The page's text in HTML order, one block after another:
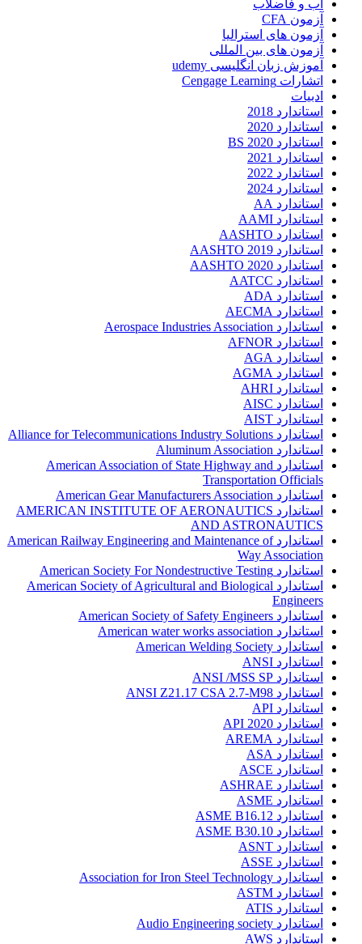
آب و فاضلاب
آزمون CFA
آزمون های استرالیا
آزمون های بین المللی
آموزش زبان انگلیسی udemy
اتشارات Cengage Learning
ادبیات
استاندارد 2018
استاندارد 2020
استاندارد 2020 BS
استاندارد 2021
استاندارد 2022
استاندارد 2024
استاندارد AA
استاندارد AAMI
استاندارد AASHTO
استاندارد AASHTO 2019
استاندارد AASHTO 2020
استاندارد AATCC
استاندارد ADA
استاندارد AECMA
استاندارد Aerospace Industries Association
استاندارد AFNOR
استاندارد AGA
استاندارد AGMA
استاندارد AHRI
استاندارد AISC
استاندارد AIST
استاندارد Alliance for Telecommunications Industry Solutions
استاندارد Aluminum Association
استاندارد American Association of State Highway and
Transportation Officials
استاندارد American Gear Manufacturers Association
استاندارد AMERICAN INSTITUTE OF AERONAUTICS
AND ASTRONAUTICS
استاندارد American Railway Engineering and Maintenance of
Way Association
استاندارد American Society For Nondestructive Testing
استاندارد American Society of Agricultural and Biological
Engineers
استاندارد American Society of Safety Engineers
استاندارد American water works association
استاندارد American Welding Society
استاندارد ANSI
استاندارد ANSI /MSS SP
استاندارد ANSI Z21.17 CSA 2.7-M98
استاندارد API
استاندارد API 2020
استاندارد AREMA
استاندارد ASA
استاندارد ASCE
استاندارد ASHRAE
استاندارد ASME
استاندارد ASME B16.12
استاندارد ASME B30.10
استاندارد ASNT
استاندارد ASSE
استاندارد Association for Iron Steel Technology
استاندارد ASTM
استاندارد ATIS
استاندارد Audio Engineering society
استاندارد AWS